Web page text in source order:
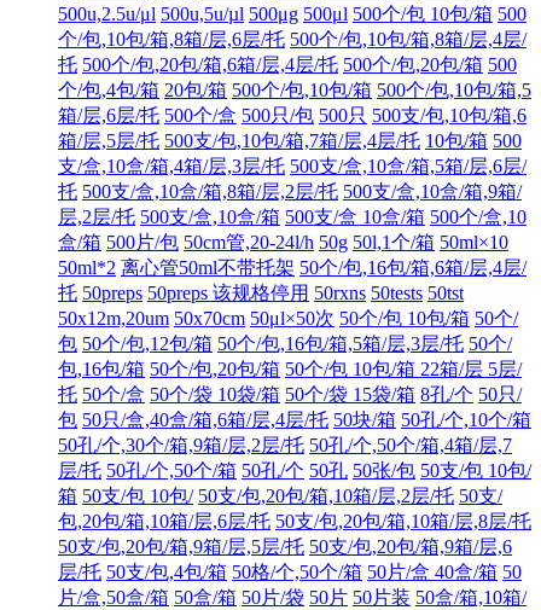
500u,2.5u/μl 500u,5u/µl 500μg 500μl 500个/包 10包/箱 500
个/包,10包/箱,8箱/层,6层/托 500个/包,10包/箱,8箱/层,4层/
托 500个/包,20包/箱,6箱/层,4层/托 500个/包,20包/箱 500
个/包,4包/箱 20包/箱 500个/包,10包/箱 500个/包,10包/箱,5
箱/层,6层/托 500个/盒 500只/包 500只 500支/包,10包/箱,6
箱/层,5层/托 500支/包,10包/箱,7箱/层,4层/托 10包/箱 500
支/盒,10盒/箱,4箱/层,3层/托 500支/盒,10盒/箱,5箱/层,6层/
托 500支/盒,10盒/箱,8箱/层,2层/托 500支/盒,10盒/箱,9箱/
层,2层/托 500支/盒,10盒/箱 500支/盒 10盒/箱 500个/盒,10
盒/箱 500片/包 50cm管,20-24l/h 50g 50l,1个/箱 50ml×10
50ml*2 离心管50ml不带托架 50个/包,16包/箱,6箱/层,4层/
托 50preps 50preps 该规格停用 50rxns 50tests 50tst
50x12m,20um 50x70cm 50μl×50次 50个/包 10包/箱 50个/
包 50个/包,12包/箱 50个/包,16包/箱,5箱/层,3层/托 50个/
包,16包/箱 50个/包,20包/箱 50个/包 10包/箱 22箱/层 5层/
托 50个/盒 50个/袋 10袋/箱 50个/袋 15袋/箱 8孔/个 50只/
包 50只/盒,40盒/箱,6箱/层,4层/托 50块/箱 50孔/个,10个/箱
50孔/个,30个/箱,9箱/层,2层/托 50孔/个,50个/箱,4箱/层,7
层/托 50孔/个,50个/箱 50孔/个 50孔 50张/包 50支/包 10包/
箱 50支/包 10包/ 50支/包,20包/箱,10箱/层,2层/托 50支/
包,20包/箱,10箱/层,6层/托 50支/包,20包/箱,10箱/层,8层/托
50支/包,20包/箱,9箱/层,5层/托 50支/包,20包/箱,9箱/层,6
层/托 50支/包,4包/箱 50格/个,50个/箱 50片/盒 40盒/箱 50
片/盒,50盒/箱 50盒/箱 50片/袋 50片 50片装 50盒/箱,10箱/